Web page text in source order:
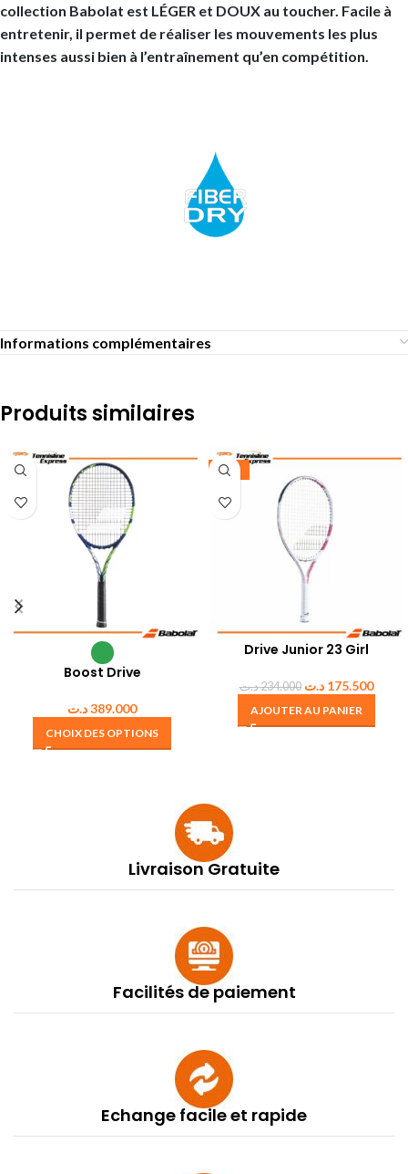
collection Babolat est LÉGER et DOUX au toucher. Facile à
entretenir, il permet de réaliser les mouvements les plus
intenses aussi bien à l’entraînement qu’en compétition.
Informations complémentaires
Produits similaires
Boost Drive
389.000د.ت
CHOIX DES OPTIONS
-25%
Drive Junior 23 Girl
234.000د.ت 175.500 د.ت
AJOUTER AU PANIER
Livraison Gratuite
Facilités de paiement
Echange facile et rapide